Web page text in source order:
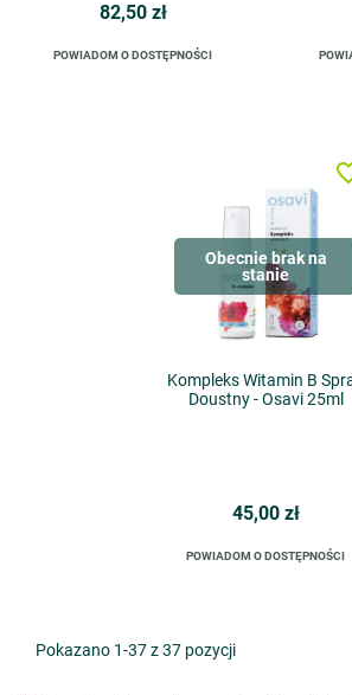
82,50 zł
POWIADOM O DOSTĘPNOŚCI
Obecnie brak na
stanie
Kompleks Witamin B
Doustny - Osavi 25ml
45,00 zł
POWIADOM O DOSTĘPNOŚCI
Pokazano 1-37 z 37 pozycji